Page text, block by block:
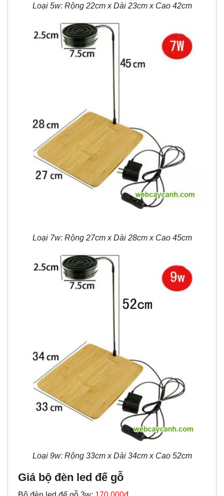
Loại 5w: Rộng 22cm x Dài 23cm x Cao 42cm
Loại 7w: Rộng 27cm x Dài 28cm x Cao 45cm
Loại 9w: Rộng 33cm x Dài 34cm x Cao 52cm
Giá bộ đèn led đế gỗ